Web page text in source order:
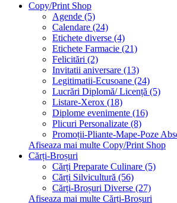
Copy/Print Shop
Agende (5)
Calendare (24)
Etichete diverse (4)
Etichete Farmacie (21)
Felicitări (2)
Invitatii aniversare (13)
Legitimatii-Ecusoane (24)
Lucrări Diplomă/ Licență (5)
Listare-Xerox (18)
Diplome evenimente (16)
Plicuri Personalizate (8)
Promoții-Pliante-Mape-Poze
Afiseaza mai multe Copy/Print Shop
Cărți-Broșuri
Cărți Preparate Culinare (5)
Cărți Silvicultură (56)
Cărți-Broșuri Diverse (27)
Afiseaza mai multe Cărți-Broșuri